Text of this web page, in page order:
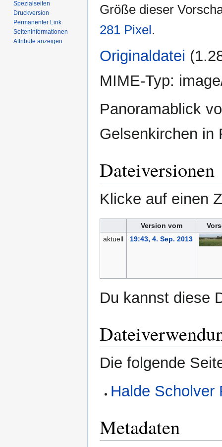
Größe dieser
281 Pixel.
Originaldatei
MIME-Typ:
Panoramablick
Gelsenkirchen in
Dateiversionen
Klicke auf einen
Version vom
aktuell
19:43, 4. Sep. 2013
Du kannst diese
Die folgende
Halde Scholver
Metadaten
Spezialseiten
Druckversion
Permanenter Link
Seiten­­informationen
Attribute anzeigen